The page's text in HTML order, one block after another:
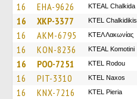
16 EHA-9626 KTEAL Chalkida
16 XKP-3377 ΚΤΕL Chalkidikis
16 AKM-6795 ΚΤΕΛ Λακωνίας
16 KON-8236 KTEAL Komotini
16 POO-7251 ΚΤΕL Rodou
16 PIT-3310 KTEL Naxos
16 KNX-7216 KTEL Pieria